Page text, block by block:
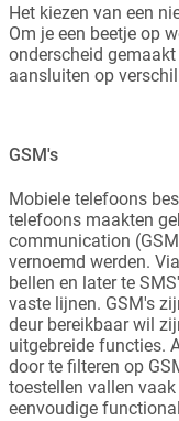
Het kiezen van een
Om je een beetje op
onderscheid
aansluiten op
GSM's
Mobiele telefoons
telefoons maakten
communication
vernoemd werden.
bellen en later te
vaste lijnen. GSM's
deur bereikbaar wil
uitgebreide functies.
door te filteren op
toestellen vallen
eenvoudige